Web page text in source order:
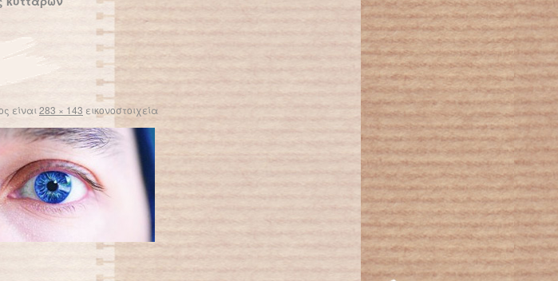
είναι283 × 143 εικονοστοιχεία